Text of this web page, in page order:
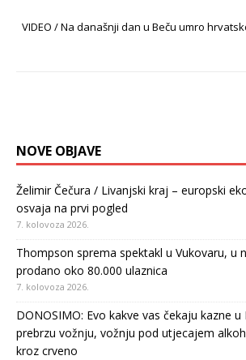
VIDEO / Na današnji dan u Beču umro
NOVE OBJAVE
Želimir Čečura / Livanjski kraj – europski
osvaja na prvi pogled
7. kolovoza 2026.
Thompson sprema spektakl u Vukovaru, u
prodano oko 80.000 ulaznica
7. kolovoza 2026.
DONOSIMO: Evo kakve vas čekaju kazne
prebrzu vožnju, vožnju pod utjecajem
kroz crveno